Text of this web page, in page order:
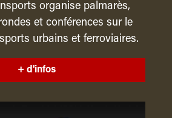
organise palmarès,
et conférences sur le
urbains et ferroviaires.
+ d'infos